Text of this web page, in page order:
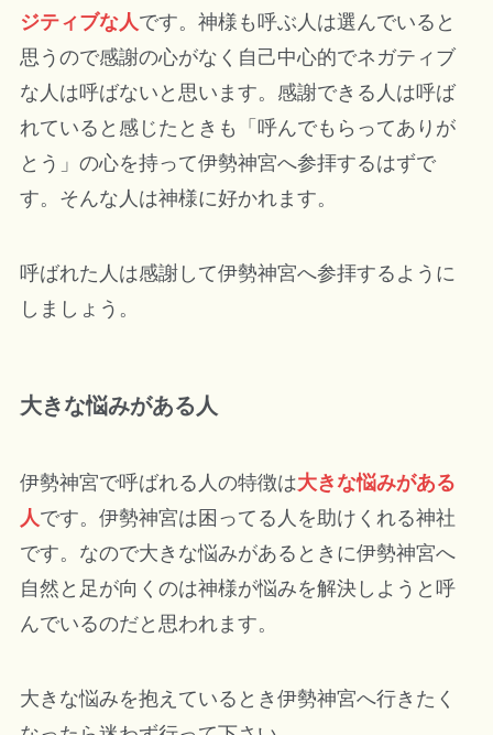
ジティブな人です。神様も呼ぶ人は選んでいると
思うので感謝の心がなく自己中心的でネガティブ
な人は呼ばないと思います。感謝できる人は呼ば
れていると感じたときも「呼んでもらってありが
とう」の心を持って伊勢神宮へ参拝するはずで
す。そんな人は神様に好かれます。
呼ばれた人は感謝して伊勢神宮へ参拝するように
しましょう。
大きな悩みがある人
伊勢神宮で呼ばれる人の特徴は大きな悩みがある
人 です。伊勢神宮は困ってる人を助けくれる神社
です。なので大きな悩みがあるときに伊勢神宮へ
自然と足が向くのは神様が悩みを解決しようと呼
んでいるのだと思われます。
大きな悩みを抱えているとき伊勢神宮へ行きたく